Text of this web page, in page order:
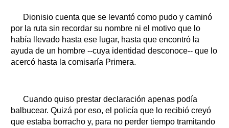
Dionisio cuenta que se levantó como pudo y caminó
por la ruta sin recordar su nombre ni el motivo que lo
había llevado hasta ese lugar, hasta que encontró la
ayuda de un hombre --cuya identidad desconoce-- que lo
acercó hasta la comisaría Primera.
Cuando quiso prestar declaración apenas podía
balbucear. Quizá por eso, el policía que lo recibió creyó
que estaba borracho y, para no perder tiempo tramitando